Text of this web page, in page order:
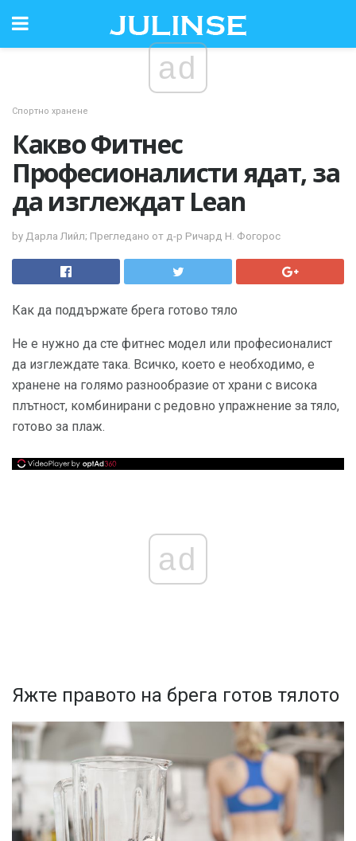
ad
Спортно хранене
Какво Фитнес
Професионалисти ядат, за
да изглеждат Lean
by Дарла Лийл; Прегледано от д-р Ричард Н. Фогорос
Как да поддържате брега готово тяло
Не е нужно да сте фитнес модел или професионалист
да изглеждате така. Всичко, което е необходимо, е
хранене на голямо разнообразие от храни с висока
плътност, комбинирани с редовно упражнение за тяло,
готово за плаж.
ad
Яжте правото на брега готов тялото